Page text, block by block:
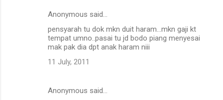
Anonymous said…
pensyarah tu dok mkn duit haram...mkn gaji kt
tempat umno..pasai tu jd bodo piang menyesai
mak pak dia dpt anak haram niii
11 July, 2011
Anonymous said…